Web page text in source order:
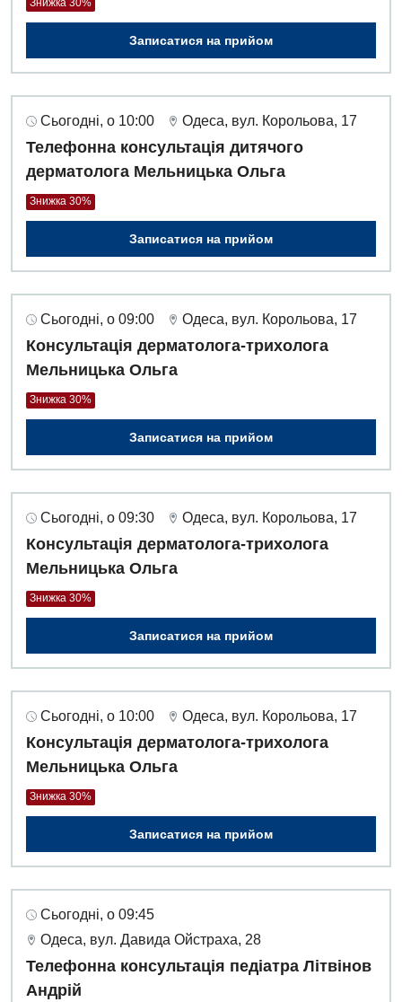
Записатися на прийом
Сьогодні, о 10:00 Одеса, вул. Корольова, 17
Телефонна консультація дитячого
дерматолога Мельницька Ольга
Знижка 30%
Записатися на прийом
Сьогодні, о 09:00 Одеса, вул. Корольова, 17
Консультація дерматолога-трихолога
Мельницька Ольга
Знижка 30%
Записатися на прийом
Сьогодні, о 09:30 Одеса, вул. Корольова, 17
Консультація дерматолога-трихолога
Мельницька Ольга
Знижка 30%
Записатися на прийом
Сьогодні, о 10:00 Одеса, вул. Корольова, 17
Консультація дерматолога-трихолога
Мельницька Ольга
Знижка 30%
Записатися на прийом
Сьогодні, о 09:45
Одеса, вул. Давида Ойстраха, 28
Телефонна консультація педіатра Літвінов
Андрій